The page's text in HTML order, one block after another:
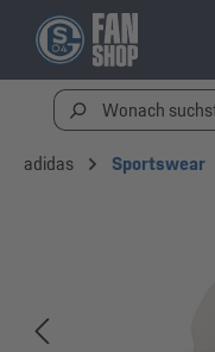
adidas Sportswear